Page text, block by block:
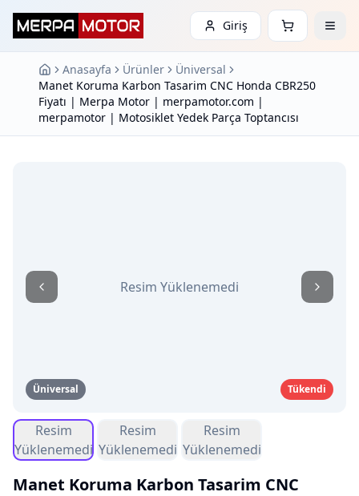
Giriş
Anasayfa Ürünler
Üniversal
Manet Koruma Karbon Tasarim CNC Honda CBR250
Fiyatı | Merpa Motor | merpamotor.com |
merpamotor | Motosiklet Yedek Parça Toptancısı
Üniversal Tükendi
Resim Yüklenemedi
Resim
Yüklenemedi
Resim
Yüklenemedi
Resim
Yüklenemedi
Manet Koruma Karbon Tasarim CNC